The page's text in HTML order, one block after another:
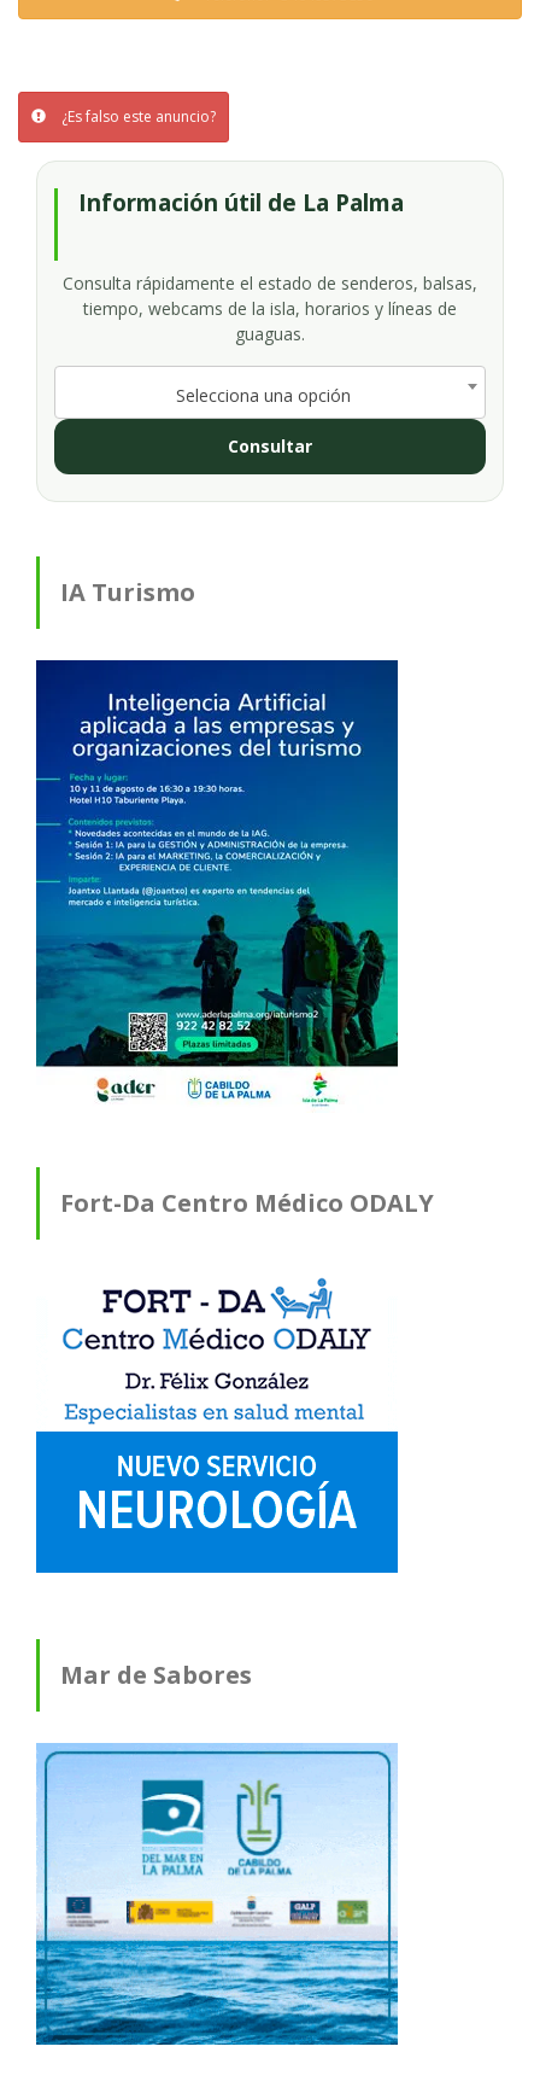
¿Es falso este anuncio?
Información útil de La Palma
Consulta rápidamente el estado de senderos, balsas,
tiempo, webcams de la isla, horarios y líneas de
guaguas.
Selecciona una opción
Consultar
IA Turismo
Fort-Da Centro Médico ODALY
Mar de Sabores